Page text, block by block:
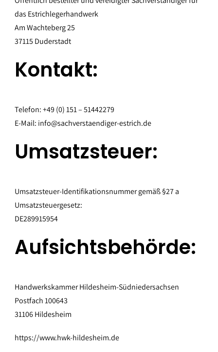
das Estrichlegerhandwerk
Am Wachteberg 25
37115 Duderstadt
Kontakt:
Telefon: +49 (0) 151 – 51442279
E-Mail: info@sachverstaendiger-estrich.de
Umsatzsteuer:
Umsatzsteuer-Identifikationsnummer gemäß §27 a
Umsatzsteuergesetz:
DE289915954
Aufsichtsbehörde:
Handwerkskammer Hildesheim-Südniedersachsen
Postfach 100643
31106 Hildesheim
https://www.hwk-hildesheim.de